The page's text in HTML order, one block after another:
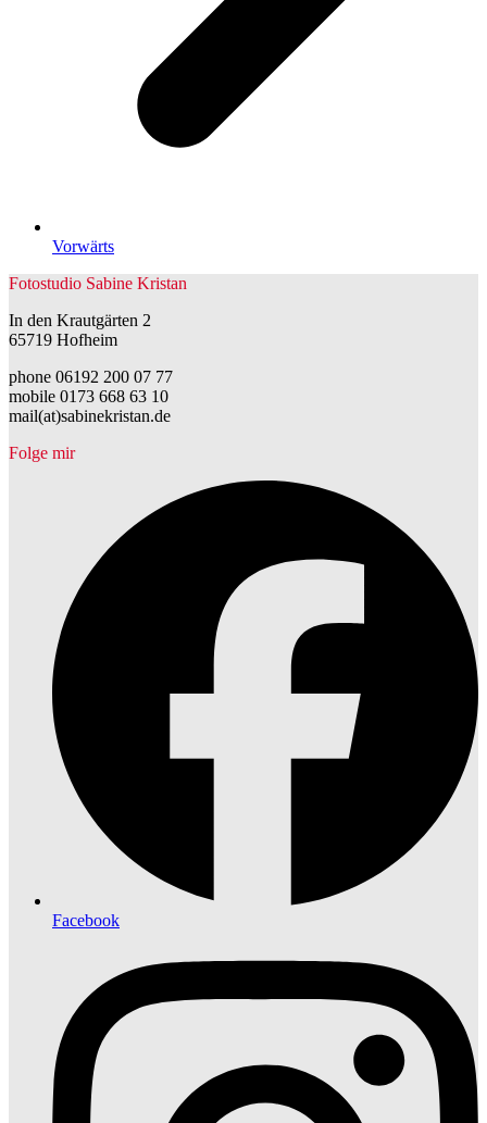
Vorwärts
Fotostudio Sabine Kristan
In den Krautgärten 2
65719 Hofheim
phone 06192 200 07 77
mobile 0173 668 63 10
mail(at)sabinekristan.de
Folge mir
Facebook